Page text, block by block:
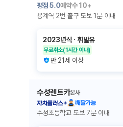
평점5.0예약수10+
용계역 2번 출구 도보 1분 이내
2023년식 ㆍ휘발유
무료취소(1시간 이내)
만 21세 이상
수성렌트카본사
자차플러스+
배달가능
수성초등학교 도보 7분 이내